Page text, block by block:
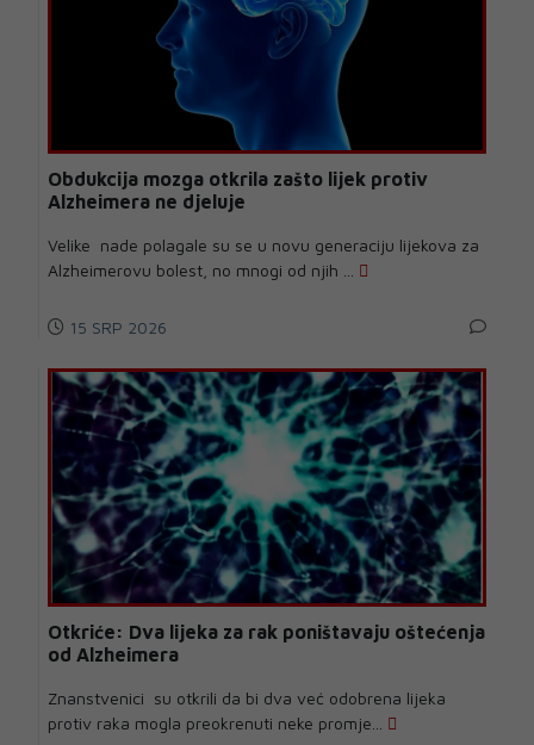
Obdukcija mozga otkrila zašto lijek protiv
Alzheimera ne djeluje
Velike nade polagale su se u novu generaciju lijekova za
Alzheimerovu bolest, no mnogi od njih ...
15 SRP 2026
Otkriće: Dva lijeka za rak poništavaju oštećenja
od Alzheimera
Znanstvenici su otkrili da bi dva već odobrena lijeka
protiv raka mogla preokrenuti neke promje...